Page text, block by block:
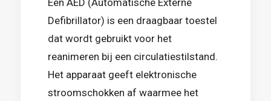
Een AED (Automatische Externe
Defibrillator) is een draagbaar toestel
dat wordt gebruikt voor het
reanimeren bij een circulatiestilstand.
Het apparaat geeft elektronische
stroomschokken af waarmee het